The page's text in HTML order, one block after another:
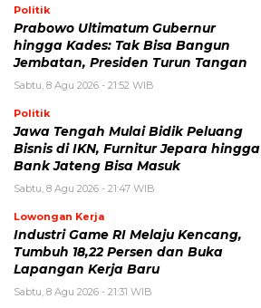
Politik
Prabowo Ultimatum Gubernur
hingga Kades: Tak Bisa Bangun
Jembatan, Presiden Turun Tangan
Sabtu, 8 Agu 2026 - 21:52 WIB
Politik
Jawa Tengah Mulai Bidik Peluang
Bisnis di IKN, Furnitur Jepara hingga
Bank Jateng Bisa Masuk
Sabtu, 8 Agu 2026 - 21:47 WIB
Lowongan Kerja
Industri Game RI Melaju Kencang,
Tumbuh 18,22 Persen dan Buka
Lapangan Kerja Baru
Sabtu, 8 Agu 2026 - 21:31 WIB